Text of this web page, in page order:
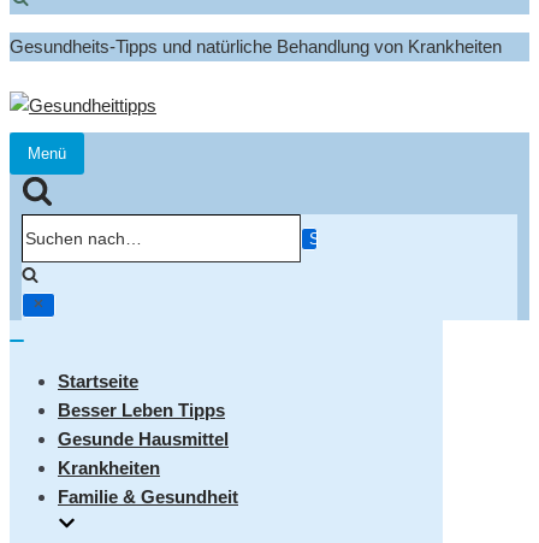
Gesundheits-Tipps und natürliche Behandlung von Krankheiten
Menü
Navigation
umschalten
Startseite
Besser Leben Tipps
Gesunde Hausmittel
Krankheiten
Familie & Gesundheit